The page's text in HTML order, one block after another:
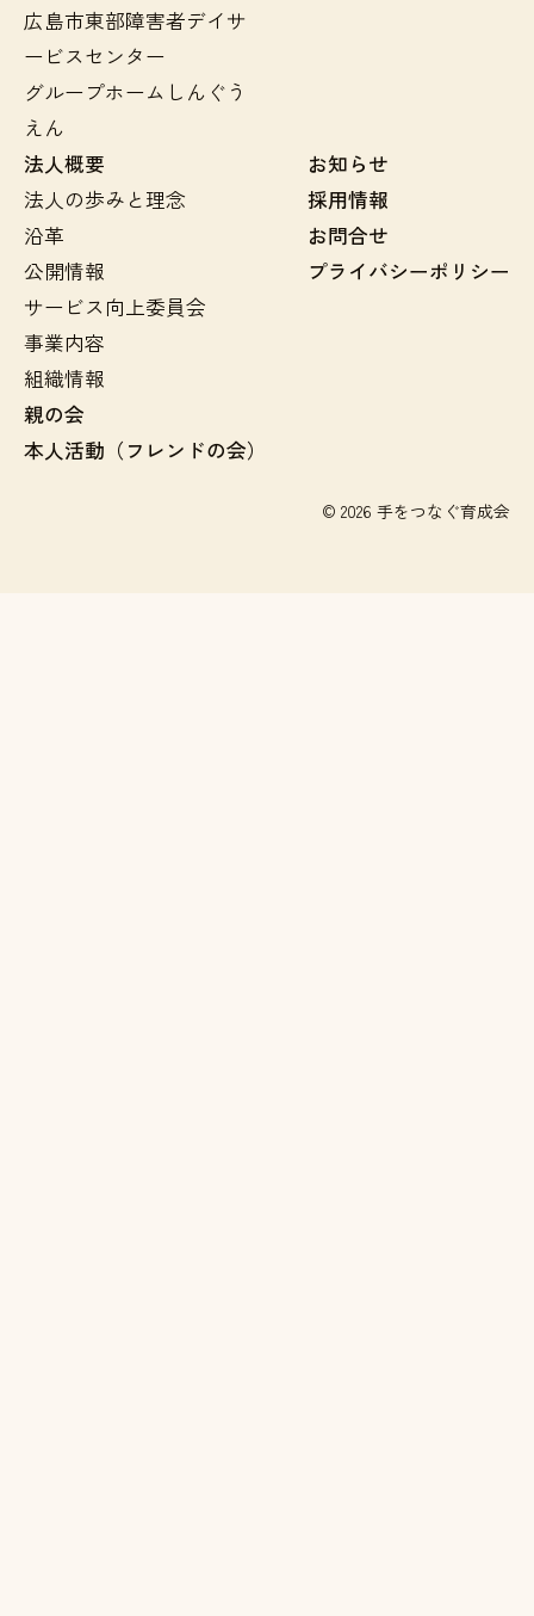
広島市東部障害者デイサ
ービスセンター
グループホームしんぐう
えん
法人概要
法人の歩みと理念
沿革
公開情報
サービス向上委員会
事業内容
組織情報
お知らせ
採用情報
お問合せ
プライバシーポリシー
親の会
本人活動（フレンドの会）
© 2026 手をつなぐ育成会